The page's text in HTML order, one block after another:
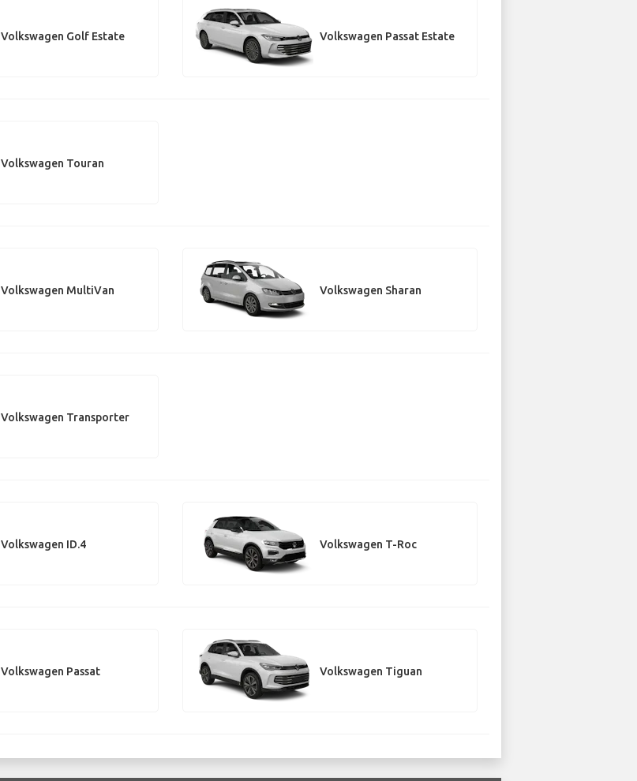
Volkswagen Golf Estate Volkswagen Passat Estate
Volkswagen Touran
Volkswagen MultiVan Volkswagen Sharan
Volkswagen Transporter
Volkswagen ID.4 Volkswagen T-Roc
Volkswagen Passat Volkswagen Tiguan